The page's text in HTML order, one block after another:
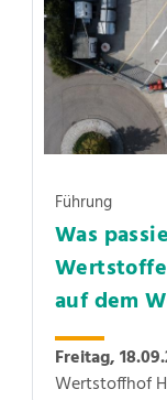
Führung
Was
auf dem
Freitag,
Wertstoffhof